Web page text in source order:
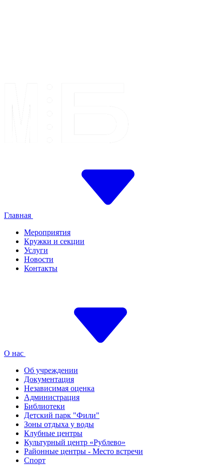
Главная
Мероприятия
Кружки и секции
Услуги
Новости
Контакты
О нас
Об учреждении
Документация
Независимая оценка
Администрация
Библиотеки
Детский парк "Фили"
Зоны отдыха у воды
Клубные центры
Культурный центр «Рублево»
Районные центры - Место встречи
Спорт